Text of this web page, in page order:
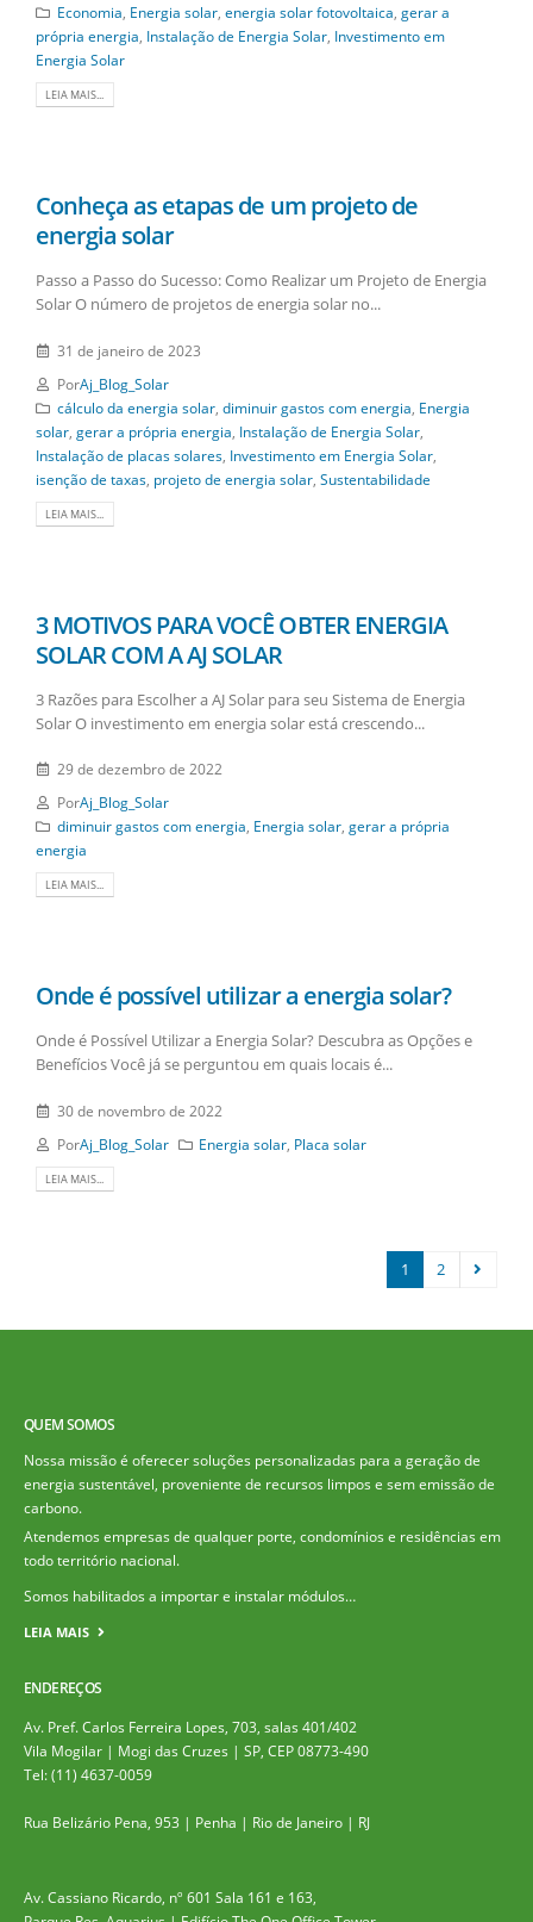
Economia, Energia solar, energia solar fotovoltaica, gerar a
própria energia, Instalação de Energia Solar, Investimento em
Energia Solar
LEIA MAIS...
Conheça as etapas de um projeto de
energia solar
Passo a Passo do Sucesso: Como Realizar um Projeto de Energia
Solar O número de projetos de energia solar no...
31 de janeiro de 2023
PorAj_Blog_Solar
cálculo da energia solar, diminuir gastos com energia Energia
solar gerar a própria energia Instalação de Energia Solar
Instalação de placas solares Investimento em Energia Solar
isenção de taxas projeto de energia solar Sustentabilidade
LEIA MAIS...
3 MOTIVOS PARA VOCÊ OBTER ENERGIA
SOLAR COM A AJ SOLAR
3 Razões para Escolher a AJ Solar para seu Sistema de Energia
Solar O investimento em energia solar está crescendo...
29 de dezembro de 2022
PorAj_Blog_Solar
diminuir gastos com energia Energia solar, gerar a própria
energia
LEIA MAIS...
Onde é possível utilizar a energia solar?
Onde é Possível Utilizar a Energia Solar? Descubra as Opções e
Benefícios Você já se perguntou em quais locais é...
30 de novembro de 2022
PorAj_Blog_Solar Energia solar Placa solar
LEIA MAIS...
1 2
QUEM SOMOS
Nossa missão é oferecer soluções personalizadas para a geração de
energia sustentável, proveniente de recursos limpos e sem emissão de
carbono.
Atendemos empresas de qualquer porte, condomínios e residências em
todo território nacional.
Somos habilitados a importar e instalar módulos…
LEIA MAIS
ENDEREÇOS
Av. Pref. Carlos Ferreira Lopes, 703, salas 401/402
Vila Mogilar | Mogi das Cruzes | SP, CEP 08773-490
Tel: (11) 4637-0059
Rua Belizário Pena, 953 | Penha | Rio de Janeiro | RJ
Av. Cassiano Ricardo, nº 601 Sala 161 e 163,